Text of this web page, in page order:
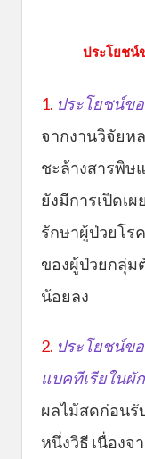
ประโยชน์
1. ประโยชน์ข
จากงานวิจัยห
ชะล้างสารพิษ
ยังมีการเปิดเ
รักษาผู้ป่วยโรค
ของผู้ป่วยกลุ่ม
น้อยลง
2. ประโยชน์ข
แบคทีเรียในผั
ผลไม้สดก่อนรั
หนึ่งวิธี เนื่อง